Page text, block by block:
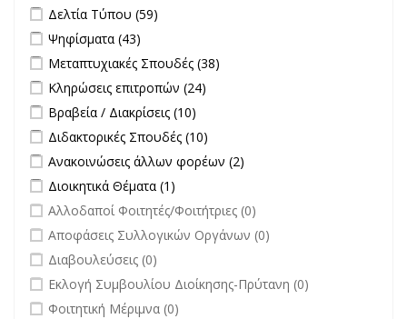
Apply Δελτία Τύπου filter
Δελτία Τύπου (59)
Apply Ψηφίσματα filter
Ψηφίσματα (43)
Apply Μεταπτυχιακές Σπουδές filter
Μεταπτυχιακές Σπουδές (38)
Apply Κληρώσεις επιτροπών filter
Κληρώσεις επιτροπών (24)
Apply Βραβεία / Διακρίσεις filter
Βραβεία / Διακρίσεις (10)
Apply Διδακτορικές Σπουδές filter
Διδακτορικές Σπουδές (10)
Apply Ανακοινώσεις άλλων φορέων filter
Ανακοινώσεις άλλων φορέων (2)
Apply Διοικητικά Θέματα filter
Διοικητικά Θέματα (1)
undefined
Αλλοδαποί Φοιτητές/Φοιτήτριες (0)
undefined
Αποφάσεις Συλλογικών Οργάνων (0)
undefined
Διαβουλεύσεις (0)
undefined
Εκλογή Συμβουλίου Διοίκησης-Πρύτανη (0)
undefined
Φοιτητική Μέριμνα (0)